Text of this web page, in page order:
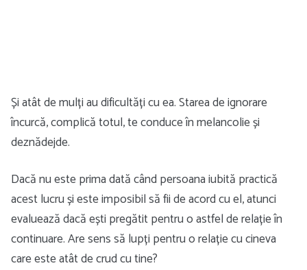
Și atât de mulți au dificultăți cu ea. Starea de ignorare
încurcă, complică totul, te conduce în melancolie și
deznădejde.
Dacă nu este prima dată când persoana iubită practică
acest lucru și este imposibil să fii de acord cu el, atunci
evaluează dacă ești pregătit pentru o astfel de relație în
continuare. Are sens să lupți pentru o relație cu cineva
care este atât de crud cu tine?